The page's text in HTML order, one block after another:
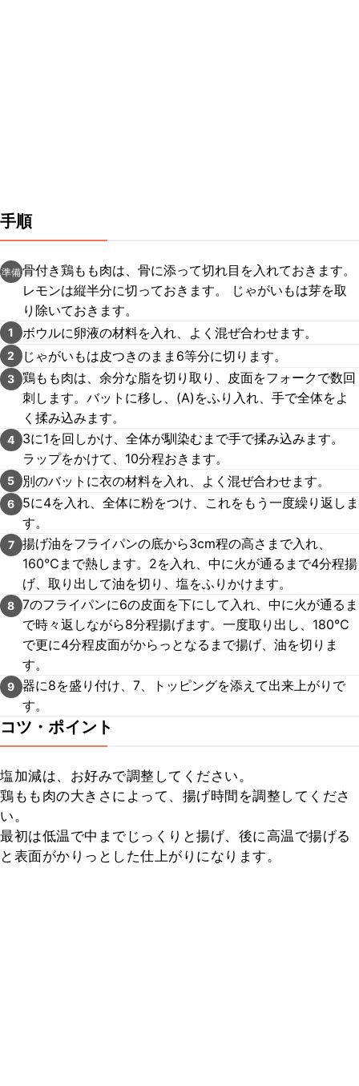
手順
準備骨付き鶏もも肉は、骨に添って切れ目を入れておきます。
レモンは縦半分に切っておきます。 じゃがいもは芽を取
り除いておきます。
1 ボウルに卵液の材料を入れ、よく混ぜ合わせます。
2 じゃがいもは皮つきのまま6等分に切ります。
3 鶏もも肉は、余分な脂を切り取り、皮面をフォークで数回
刺します。バットに移し、(A)をふり入れ、手で全体をよ
く揉み込みます。
4
3に1を回しかけ、全体が馴染むまで手で揉み込みます。
ラップをかけて、10分程おきます。
5 別のバットに衣の材料を入れ、よく混ぜ合わせます。
6
5に4を入れ、全体に粉をつけ、これをもう一度繰り返しま
す。
7 揚げ油をフライパンの底から3cm程の高さまで入れ、
160℃まで熱します。2を入れ、中に火が通るまで4分程揚
げ、取り出して油を切り、塩をふりかけます。
8 7のフライパンに6の皮面を下にして入れ、中に火が通るま
で時々返しながら8分程揚げます。一度取り出し、180℃
で更に4分程皮面がからっとなるまで揚げ、油を切りま
す。
9 器に8を盛り付け、7、トッピングを添えて出来上がりで
す。
コツ・ポイント
塩加減は、お好みで調整してください。
鶏もも肉の大きさによって、揚げ時間を調整してくださ
い。
最初は低温で中までじっくりと揚げ、後に高温で揚げる
と表面がかりっとした仕上がりになります。